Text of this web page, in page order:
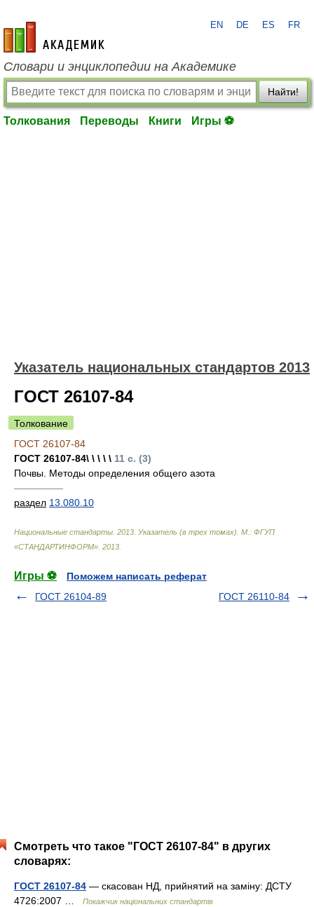
academic.ru
EN DE ES FR
Словари и энциклопедии на Академике
Найти!
Толкования Переводы Книги Игры ⚽
Указатель национальных стандартов 2013
ГОСТ 26107-84
Толкование
ГОСТ 26107-84
ГОСТ 26107-84\ \ \ \ \ 11 с. (3)
Почвы. Методы определения общего азота
—————
раздел 13.080.10
Национальные стандарты. 2013. Указатель (в трех томах). М.: ФГУП
«СТАНДАРТИНФОРМ» 2013
Игры ⚽
Поможем написать реферат
ГОСТ 26104-89
ГОСТ 26110-84
Смотреть что такое "ГОСТ 26107-84" в других
словарях:
ГОСТ 26107-84 — скасован НД, прийнятий на заміну: ДСТУ
4726:2007 …
Покажчик національних стандартів